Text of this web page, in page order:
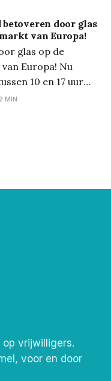
dat de vele
Lommelse
volle liet horen.
toren kon de
verstoren.
door glas
van Europa!
glas op de
Europa! Nu
10 en 17 uur
stadscentrum
is
2 MIN
op vrijwilligers.
voor en door